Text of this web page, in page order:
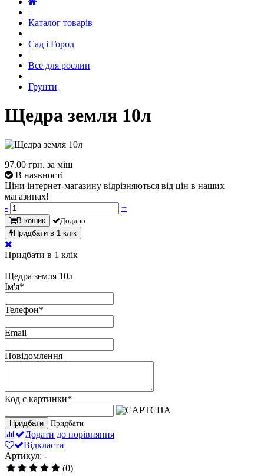
|
Каталог товарів
|
Сад і Город
|
Все для рослин
|
Грунти
Щедра земля 10л
97.00 грн. за міш
В наявності
Ціни інтернет-магазину відрізняються від цін в наших
магазинах!
-
+
В кошик
Додано
Придбати в 1 клік
Придбати в 1 клік
Щедра земля 10л
Ім'я*
Телефон*
Email
Повідомлення
Код с картинки*
Придбати Придбати
Додати до порівняння
Відкласти
Артикул: -
(0)